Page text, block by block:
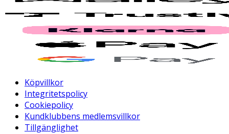
Köpvillkor
Integritetspolicy
Cookiepolicy
Kundklubbens medlemsvillkor
Tillgänglighet